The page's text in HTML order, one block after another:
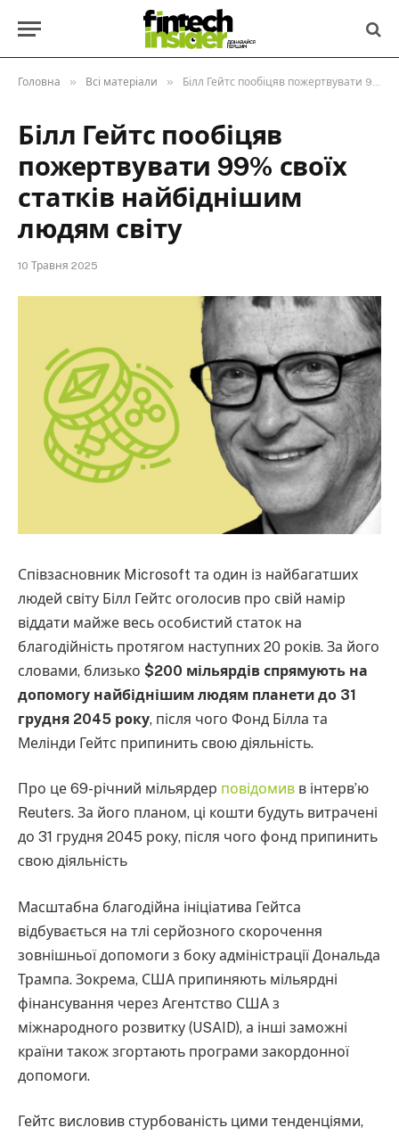
Головна » Всі матеріали » Білл Гейтс пообіцяв пожертвувати 99% своїх статків найбіднішим людям світу
Білл Гейтс пообіцяв
пожертвувати 99% своїх
статків найбіднішим
людям світу
10 Травня 2025
Співзасновник Microsoft та один із найбагатших
людей світу Білл Гейтс оголосив про свій намір
віддати майже весь особистий статок на
благодійність протягом наступних 20 років. За його
словами, близько $200 мільярдів спрямують на
допомогу найбіднішим людям планети до 31
грудня 2045 року, після чого Фонд Білла та
Мелінди Гейтс припинить свою діяльність.
Про це 69-річний мільярдер повідомив в інтерв’ю
Reuters. За його планом, ці кошти будуть витрачені
до 31 грудня 2045 року, після чого фонд припинить
свою діяльність
Масштабна благодійна ініціатива Гейтса
відбувається на тлі серйозного скорочення
зовнішньої допомоги з боку адміністрації Дональда
Трампа. Зокрема, США припиняють мільярдні
фінансування через Агентство США з
міжнародного розвитку (USAID), а інші заможні
країни також згортають програми закордонної
допомоги.
Гейтс висловив стурбованість цими тенденціями,